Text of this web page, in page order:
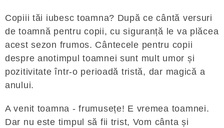
Copiii tăi iubesc toamna? După ce cântă versuri
de toamnă pentru copii, cu siguranță le va plăcea
acest sezon frumos. Cântecele pentru copii
despre anotimpul toamnei sunt mult umor și
pozitivitate într-o perioadă tristă, dar magică a
anului.
A venit toamna - frumusețe! E vremea toamnei.
Dar nu este timpul să fii trist, Vom cânta și